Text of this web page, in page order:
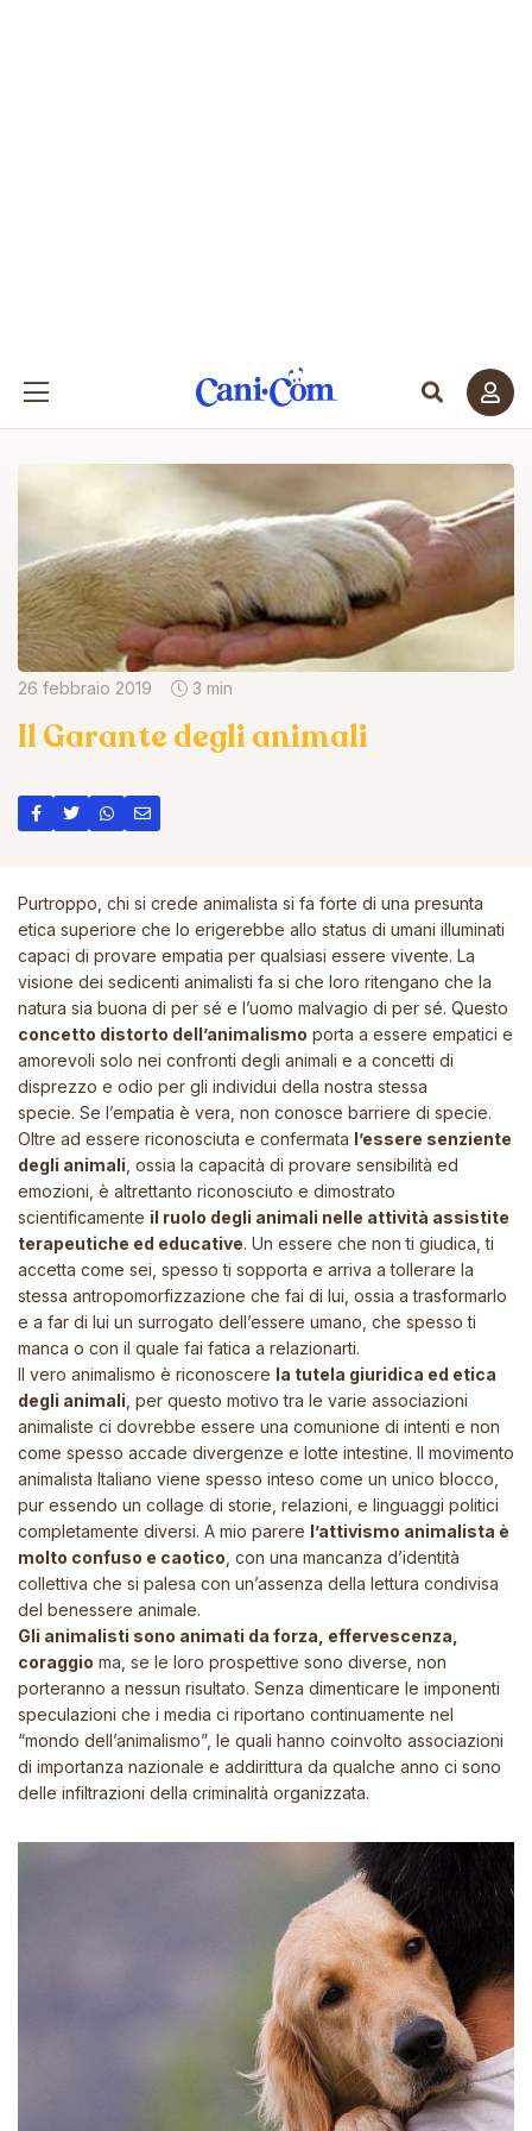
26 febbraio 2019 3 min
Il Garante degli animali
Purtroppo, chi si crede animalista si fa forte di una presunta
etica superiore che lo erigerebbe allo status di umani illuminati
capaci di provare empatia per qualsiasi essere vivente. La
visione dei sedicenti animalisti fa si che loro ritengano che la
natura sia buona di per sé e l’uomo malvagio di per sé. Questo
concetto distorto dell’animalismo porta a essere empatici e
amorevoli solo nei confronti degli animali e a concetti di
disprezzo e odio per gli individui della nostra stessa
specie. Se l’empatia è vera, non conosce barriere di specie.
Oltre ad essere riconosciuta e confermata l’essere senziente
degli animali , ossia la capacità di provare sensibilità ed
emozioni, è altrettanto riconosciuto e dimostrato
scientificamente il ruolo degli animali nelle attività assistite
terapeutiche ed educative. Un essere che non ti giudica, ti
accetta come sei, spesso ti sopporta e arriva a tollerare la
stessa antropomorfizzazione che fai di lui, ossia a trasformarlo
e a far di lui un surrogato dell’essere umano, che spesso ti
manca o con il quale fai fatica a relazionarti.
Il vero animalismo è riconoscere la tutela giuridica ed etica
degli animali , per questo motivo tra le varie associazioni
animaliste ci dovrebbe essere una comunione di intenti e non
come spesso accade divergenze e lotte intestine. Il movimento
animalista Italiano viene spesso inteso come un unico blocco,
pur essendo un collage di storie, relazioni, e linguaggi politici
completamente diversi. A mio parere l’attivismo animalista è
molto confuso e caotico , con una mancanza d’identità
collettiva che si palesa con un’assenza della lettura condivisa
del benessere animale.
Gli animalisti sono animati da forza, effervescenza,
coraggio ma, se le loro prospettive sono diverse, non
porteranno a nessun risultato. Senza dimenticare le imponenti
speculazioni che i media ci riportano continuamente nel
“mondo dell’animalismo”, le quali hanno coinvolto associazioni
di importanza nazionale e addirittura da qualche anno ci sono
delle infiltrazioni della criminalità organizzata.